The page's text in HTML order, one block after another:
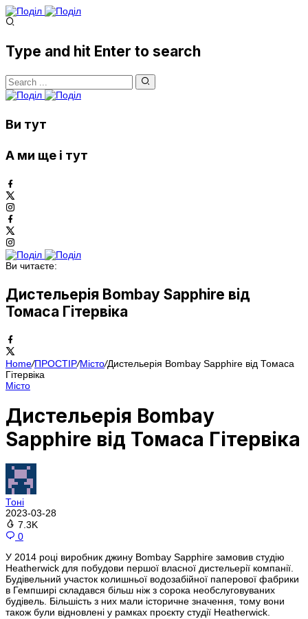
Type and hit Enter to search
Ви тут
А ми ще і тут
Ви читаєте:
Дистельерія Bombay Sapphire від
Томаса Гітервіка
Home/ПРОСТІР/Місто/Дистельерія Bombay Sapphire від Томаса
Гітервіка
Місто
Дистельерія Bombay
Sapphire від Томаса Гітервіка
Тоні
2023-03-28
7.3K
0
У 2014 році виробник джину Bombay Sapphire замовив студію
Heatherwick для побудови першої власної дистельерії компанії.
Будівельний участок колишньої водозабійної паперової фабрики
в Гемпширі складався більш ніж з сорока необслуговуваних
будівель. Більшість з них мали історичне значення, тому вони
також були відновлені у рамках проєкту студії Heatherwick.